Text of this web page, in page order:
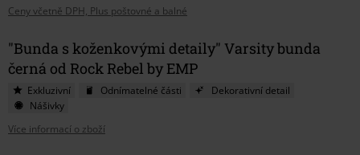
Ceny včetně DPH, Plus poštovné a balné
"Bunda s koženkovými detaily" Varsity bunda
černá od Rock Rebel by EMP
Exkluzivní Odnímatelné části
Dekorativní detail
Nášivky
Více informací o zboží